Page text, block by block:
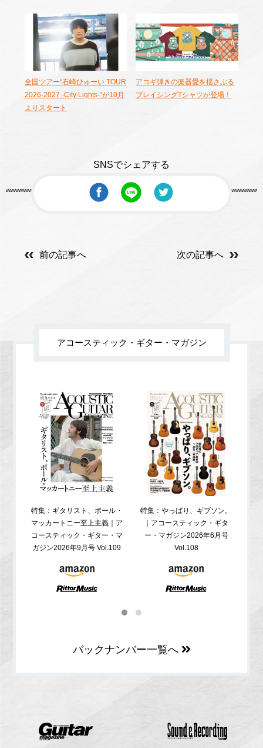
全国ツアー“石崎ひゅーい TOUR
2026-2027 -City Lights-”が10月
よりスタート
アコギ弾きの楽器愛を揺さぶる
ブレイシングTシャツが登場！
SNSでシェアする
前の記事へ 次の記事へ
アコースティック・ギター・マガジン
特集：ギタリスト、ポール・
マッカートニー至上主義｜ア
コースティック・ギター・マ
ガジン2026年9月号 Vol.109
特集：やっぱり、ギブソン。
｜アコースティック・ギタ
ー・マガジン2026年6月号
Vol.108
バックナンバー一覧へ